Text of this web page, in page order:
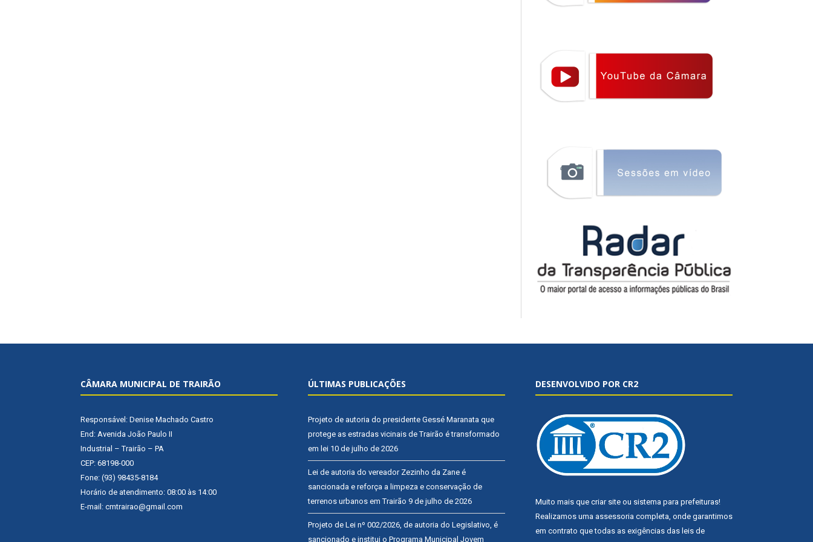
CÂMARA MUNICIPAL DE TRAIRÃO
Responsável: Denise Machado Castro
End: Avenida João Paulo II
Industrial – Trairão – PA
CEP: 68198-000
Fone: (93) 98435-8184
Horário de atendimento: 08:00 às 14:00
E-mail: cmtrairao@gmail.com
ÚLTIMAS PUBLICAÇÕES
Projeto de autoria do presidente Gessé Maranata que
protege as estradas vicinais de Trairão é transformado
em lei 10 de julho de 2026
Lei de autoria do vereador Zezinho da Zane é
sancionada e reforça a limpeza e conservação de
terrenos urbanos em Trairão 9 de julho de 2026
Projeto de Lei nº 002/2026, de autoria do Legislativo, é
sancionado e institui o Programa Municipal Jovem
DESENVOLVIDO POR CR2
Muito mais que criar site ou sistema para prefeituras!
Realizamos uma assessoria completa, onde garantimos
em contrato que todas as exigências das leis de